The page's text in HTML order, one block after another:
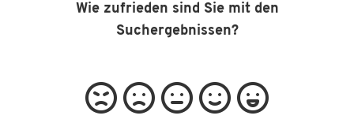
Wie zufrieden sind Sie mit den
Suchergebnissen?